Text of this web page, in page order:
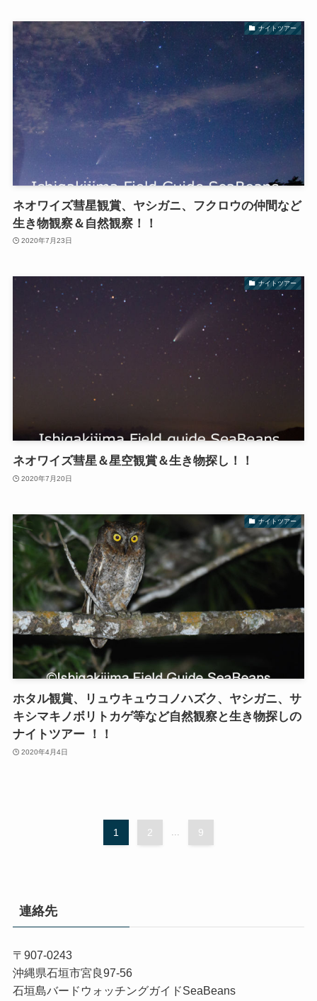
ナイトツアー
ネオワイズ彗星観賞、ヤシガニ、フクロウの仲間など
生き物観察＆自然観察！！
2020年7月23日
ナイトツアー
ネオワイズ彗星＆星空観賞＆生き物探し！！
2020年7月20日
ナイトツアー
ホタル観賞、リュウキュウコノハズク、ヤシガニ、サ
キシマキノボリトカゲ等など自然観察と生き物探しの
ナイトツアー ！！
2020年4月4日
1 2 ... 9
連絡先
〒907-0243
沖縄県石垣市宮良97-56
石垣島バードウォッチングガイドSeaBeans